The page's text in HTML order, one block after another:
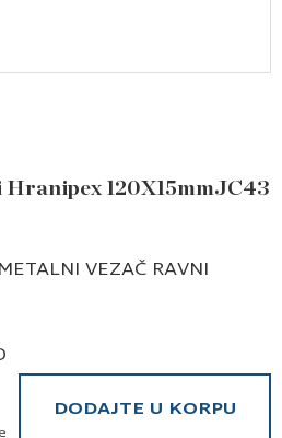
120X15mmJC43
VEZAČ RAVNI
DODAJTE U KORPU